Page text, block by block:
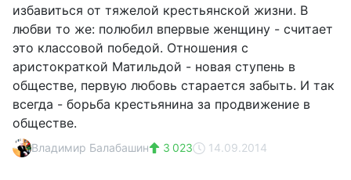
избавиться от тяжелой крестьянской жизни. В
любви то же: полюбил впервые женщину - считает
это классовой победой. Отношения с
аристократкой Матильдой - новая ступень в
обществе, первую любовь старается забыть. И так
всегда - борьба крестьянина за продвижение в
обществе.
Владимир Балабашин 3 023 14.09.2014